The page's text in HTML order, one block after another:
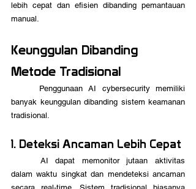
lebih cepat dan efisien dibanding pemantauan
manual.
Keunggulan Dibanding
Metode Tradisional
banyak keunggulan dibanding sistem keamanan
tradisional.
1. Deteksi Ancaman Lebih Cepat
dalam waktu singkat dan mendeteksi ancaman